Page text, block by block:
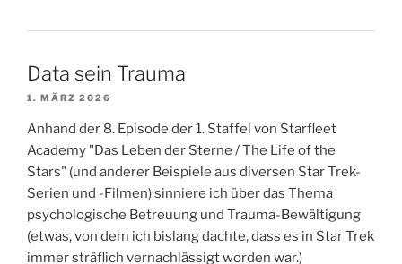
Data sein Trauma
1. MÄRZ 2026
Anhand der 8. Episode der 1. Staffel von Starfleet
Academy "Das Leben der Sterne / The Life of the
Stars" (und anderer Beispiele aus diversen Star Trek-
Serien und -Filmen) sinniere ich über das Thema
psychologische Betreuung und Trauma-Bewältigung
(etwas, von dem ich bislang dachte, dass es in Star Trek
immer sträflich vernachlässigt worden war.)